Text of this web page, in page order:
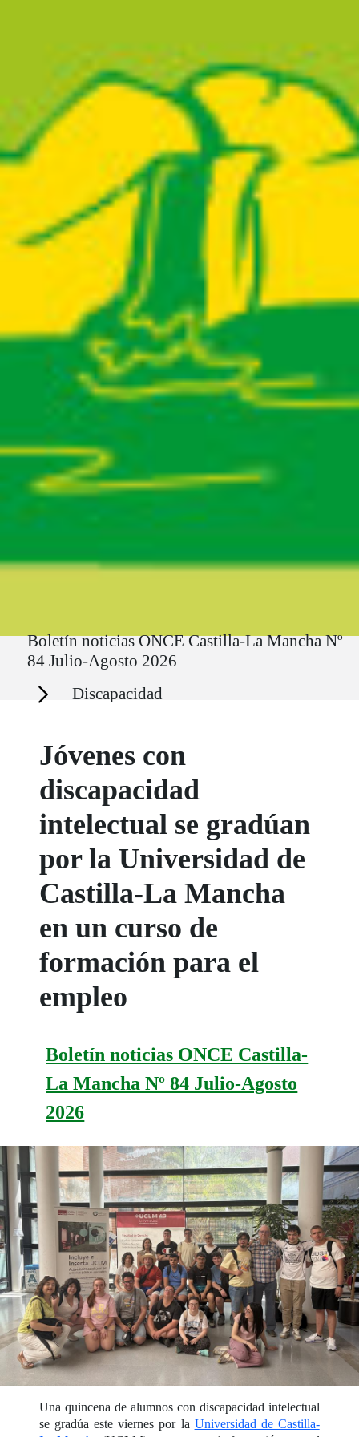
Boletín noticias ONCE Castilla-La Mancha Nº
84 Julio-Agosto 2026
Secciones Discapacidad
Jóvenes con
discapacidad
intelectual se gradúan
por la Universidad de
Castilla-La Mancha
en un curso de
formación para el
empleo
Boletín noticias ONCE Castilla-
La Mancha Nº 84 Julio-Agosto
2026
Una quincena de alumnos con discapacidad intelectual
se gradúa este viernes por la Universidad de Castilla-